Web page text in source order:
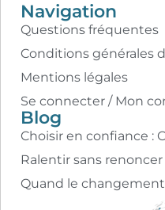
Navigation
Questions fréquentes
Conditions générales
Mentions légales
Se connecter / Mon
Blog
Choisir en confiance :
Ralentir sans
Quand le